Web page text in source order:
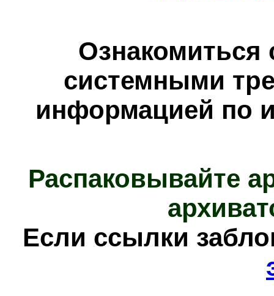
Ознакомиться
системными
информацией по
Распаковывайте
Если ссылки